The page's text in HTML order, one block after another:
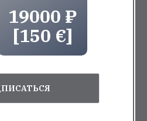
19000 ₽
[150 €]